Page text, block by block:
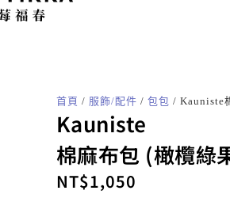
首頁 / 服飾/配件 / 包包 / Kauniste
Kauniste
棉麻布包 (橄欖綠
NT$1,050